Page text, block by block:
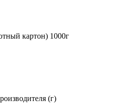
картон) 1000г
(г)